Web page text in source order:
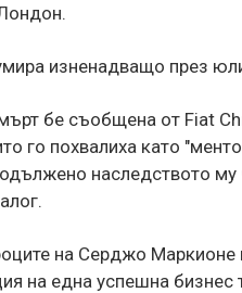
изненадващо през
бе съобщена от Fiat
го похвалиха като
наследството му
на Серджо Маркионе
на една успешна